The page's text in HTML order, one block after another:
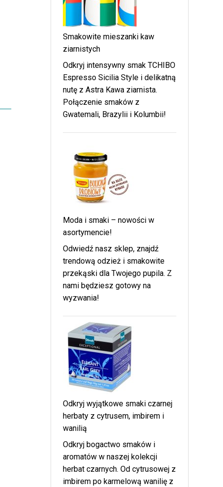
Smakowite mieszanki kaw
ziarnistych
Odkryj intensywny smak TCHIBO
Espresso Sicilia Style i delikatną
nutę z Astra Kawa ziarnista.
Połączenie smaków z
Gwatemali, Brazylii i Kolumbii!
Moda i smaki – nowości w
asortymencie!
Odwiedź nasz sklep, znajdź
trendową odzież i smakowite
przekąski dla Twojego pupila. Z
nami będziesz gotowy na
wyzwania!
Odkryj wyjątkowe smaki czarnej
herbaty z cytrusem, imbirem i
wanilią
Odkryj bogactwo smaków i
aromatów w naszej kolekcji
herbat czarnych. Od cytrusowej z
imbirem po karmelową wanilię z